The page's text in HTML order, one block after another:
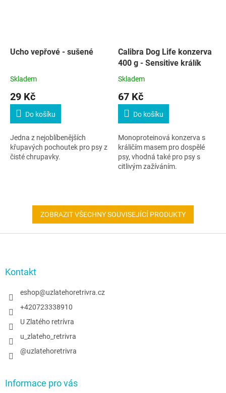
Ucho vepřové - sušené
Skladem
29 Kč
Do košíku
Jedna z nejoblíbenějších
křupavých pochoutek pro psy z
čisté chrupavky.
Calibra Dog Life konzerva
400 g - Sensitive králík
Skladem
67 Kč
Do košíku
Monoproteinová konzerva s
králičím masem pro dospělé
psy, vhodná také pro psy s
citlivým zažíváním.
ZOBRAZIT VŠECHNY SOUVISEJÍCÍ PRODUKTY
Kontakt
eshop@uzlatehoretrivra.cz
+420723338910
U Zlatého retrívra
u_zlateho_retrivra
@uzlatehoretrivra
Informace pro vás